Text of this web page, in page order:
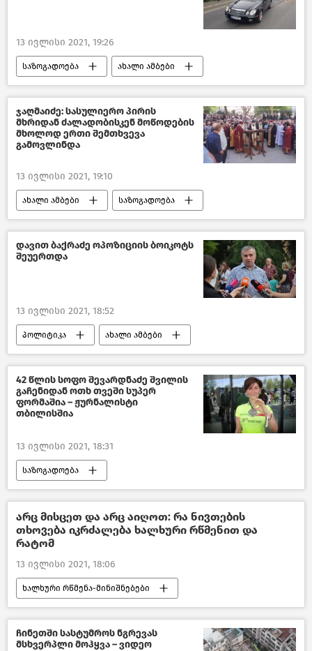
13 ივლისი 2021, 19:26
საზოგადოება ახალი ამბები
საქართველო
ჯაღმაიძე: სასულიერო პირის
მხრიდან ძალადობისკენ მოწოდების
მხოლოდ ერთი შემთხვევა
გამოვლინდა
13 ივლისი 2021, 19:10
ახალი ამბები საზოგადოება
საქართველო
დავით ბაქრაძე ოპოზიციის ბოიკოტს
შეუერთდა
13 ივლისი 2021, 18:52
პოლიტიკა ახალი ამბები
პოლიტიკა საქართველოში
საქართველო
42 წლის სოფო შევარდნაძე შვილის
გაჩენიდან ოთხ თვეში სუპერ
ფორმაშია – ჟურნალისტი
თბილისშია
13 ივლისი 2021, 18:31
საზოგადოება
ქართველი ცნობადი სახეები
საქართველო
არც მისცეთ და არც აიღოთ: რა ნივთების
თხოვება იკრძალება ხალხური რწმენით და
რატომ
13 ივლისი 2021, 18:06
ხალხური რწმენა-მინიშნებები
სასარგებლო რჩევები
წასაკითხი ამბები
ჩინეთში სასტუმროს ნგრევას
მსხვერპლი მოჰყვა – ვიდეო